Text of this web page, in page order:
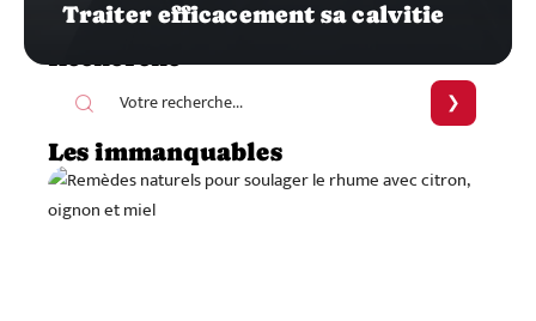
Traiter efficacement sa calvitie
Recherche
Les immanquables